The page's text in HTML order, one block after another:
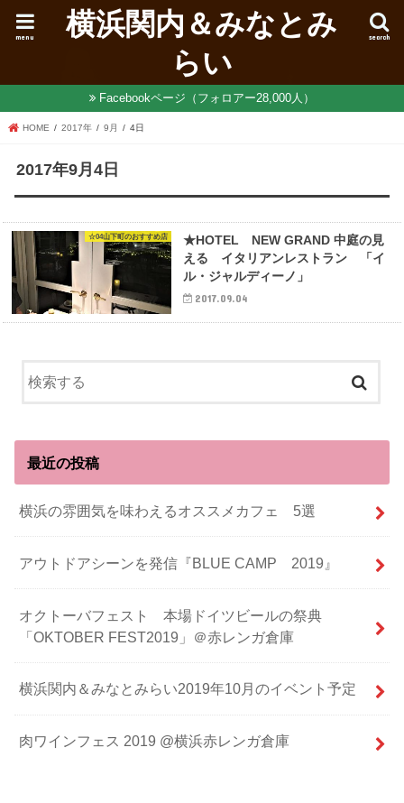
横浜関内＆みなとみ
らい
search
menu
Facebookページ（フォロアー28,000人）
HOME 2017年 9月 4日
2017年9月4日
☆04山下町のおすすめ店
★HOTEL NEW GRAND 中庭の見
える イタリアンレストラン 「イ
ル・ジャルディーノ」
2017.09.04
最近の投稿
横浜の雰囲気を味わえるオススメカフェ 5選
アウトドアシーンを発信『BLUE CAMP 2019』
オクトーバフェスト 本場ドイツビールの祭典
「OKTOBER FEST2019」＠赤レンガ倉庫
横浜関内＆みなとみらい2019年10月のイベント予定
肉ワインフェス 2019 @横浜赤レンガ倉庫